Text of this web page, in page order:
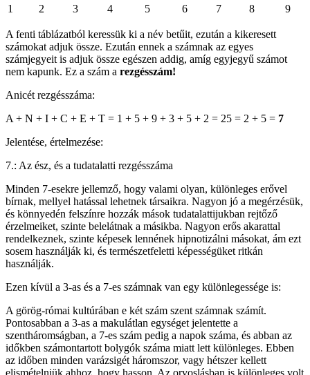
1
2 3 4 5 6 7 8 9
A fenti táblázatból keressük ki a név betűit, ezután a kikeresett
számokat adjuk össze. Ezután ennek a számnak az egyes
számjegyeit is adjuk össze egészen addig, amíg egyjegyű számot
nem kapunk. Ez a szám a rezgésszám!
Anicét rezgésszáma:
A + N + I + C + E + T = 1 + 5 + 9 + 3 + 5 + 2 = 25 = 2 + 5 = 7
Jelentése, értelmezése:
7.: Az ész, és a tudatalatti rezgésszáma
Minden 7-esekre jellemző, hogy valami olyan, különleges erővel
bírnak, mellyel hatással lehetnek társaikra. Nagyon jó a megérzésük,
és könnyedén felszínre hozzák mások tudatalattijukban rejtőző
érzelmeiket, szinte belelátnak a másikba. Nagyon erős akarattal
rendelkeznek, szinte képesek lennének hipnotizálni másokat, ám ezt
sosem használják ki, és természetfeletti képességüket ritkán
használják.
Ezen kívül a 3-as és a 7-es számnak van egy különlegessége is:
A görög-római kultúrában e két szám szent számnak számít.
Pontosabban a 3-as a makulátlan egységet jelentette a
szentháromságban, a 7-es szám pedig a napok száma, és abban az
időkben számontartott bolygók száma miatt lett különleges. Ebben
az időben minden varázsigét háromszor, vagy hétszer kellett
elismételniük ahhoz, hogy hasson. Az orvoslásban is különleges volt